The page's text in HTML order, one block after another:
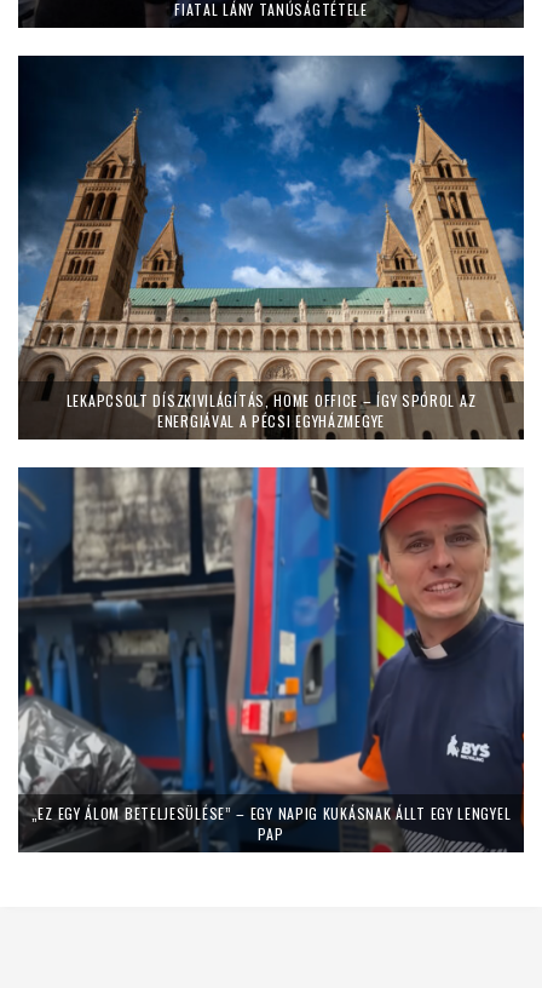
FIATAL LÁNY TANÚSÁGTÉTELE
LEKAPCSOLT DÍSZKIVILÁGÍTÁS, HOME OFFICE – ÍGY SPÓROL AZ
ENERGIÁVAL A PÉCSI EGYHÁZMEGYE
„EZ EGY ÁLOM BETELJESÜLÉSE” – EGY NAPIG KUKÁSNAK ÁLLT EGY LENGYEL
PAP